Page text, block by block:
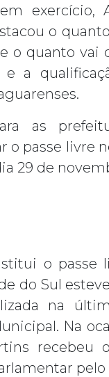
exercício,
o
o quanto vai
a
as
o passe livre
29 de
o passe
do Sul
na
Na
recebeu
pelo